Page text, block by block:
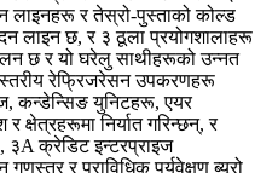
लाइनहरू र तेस्रो-पुस्ताको कोल्ड
लाइन छ, र ३ ठूला प्रयोगशालाहरू
छ र यो घरेलु साथीहरूको उन्नत
रेफ्रिजरेसन उपकरणहरू
कन्डेन्सिङ युनिटहरू, एयर
निर्यात गरिन्छन्, र
क्रेडिट इन्टरप्राइज
र प्राविधिक पर्यवेक्षण ब्यूरो